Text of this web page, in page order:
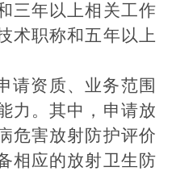
三年以上相关工作
术职称和五年以上
请资质、业务范围
力。其中，申请放
危害放射防护评价
相应的放射卫生防